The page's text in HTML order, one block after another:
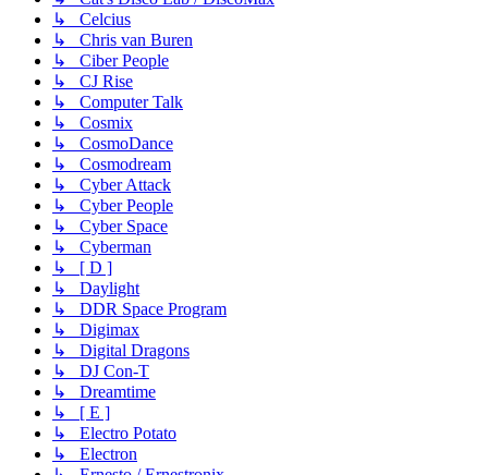
↳ Celcius
↳ Chris van Buren
↳ Ciber People
↳ CJ Rise
↳ Computer Talk
↳ Cosmix
↳ CosmoDance
↳ Cosmodream
↳ Cyber Attack
↳ Cyber People
↳ Cyber Space
↳ Cyberman
↳ [ D ]
↳ Daylight
↳ DDR Space Program
↳ Digimax
↳ Digital Dragons
↳ DJ Con-T
↳ Dreamtime
↳ [ E ]
↳ Electro Potato
↳ Electron